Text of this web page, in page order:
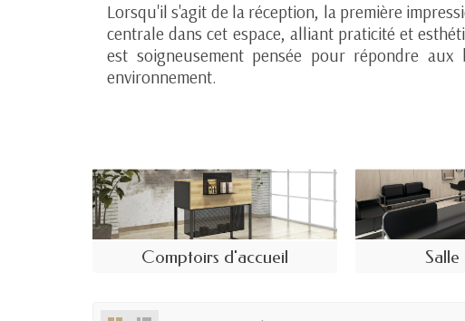
Lorsqu'il s'agit de la réception, la première
centrale dans cet espace, alliant praticité et
est soigneusement pensée pour répondre
environnement.
Comptoirs d'accueil